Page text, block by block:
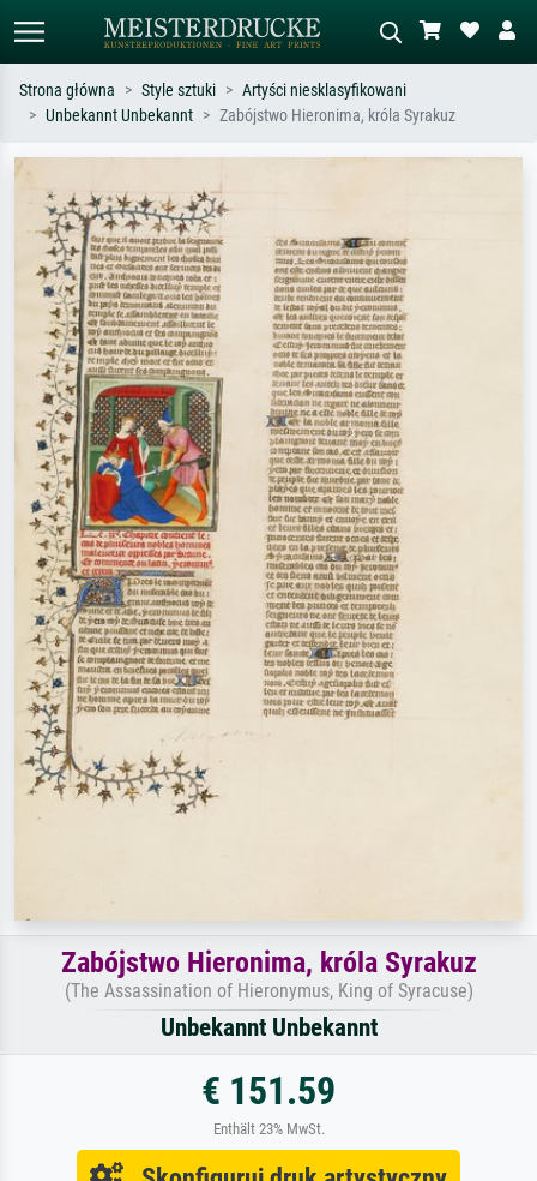
Monet, Gwiaździsta noc,
impresjonizm, fala Hokusaia, akt.
Strona główna Style sztuki
Artyści niesklasyfikowani
Unbekannt Unbekannt
Zabójstwo Hieronima, króla Syrakuz
Zabójstwo Hieronima, króla Syrakuz
(The Assassination of Hieronymus, King of Syracuse)
Unbekannt Unbekannt
€ 151.59
Enthält 23% MwSt.